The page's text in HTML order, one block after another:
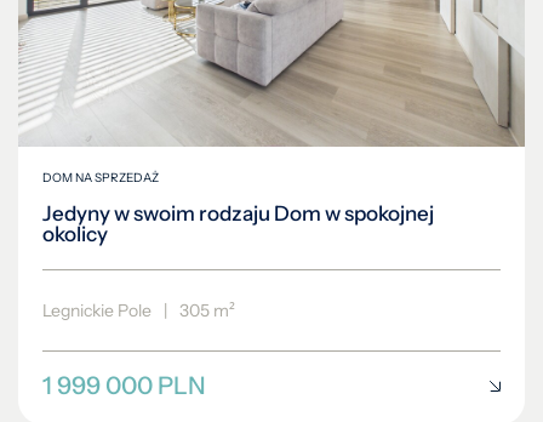
DOM NA SPRZEDAŻ
Jedyny w swoim rodzaju Dom w spokojnej
okolicy
Legnickie Pole 305 m²
1 999 000 PLN